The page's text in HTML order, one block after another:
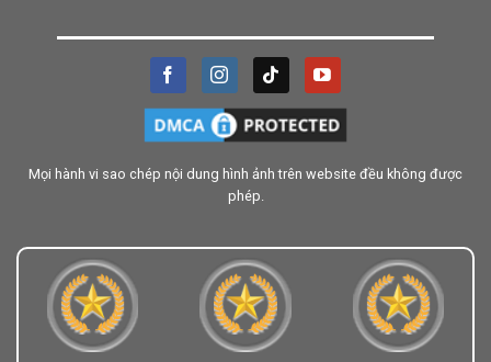
Mọi hành vi sao chép nội dung hình ảnh trên website đều không được
phép.